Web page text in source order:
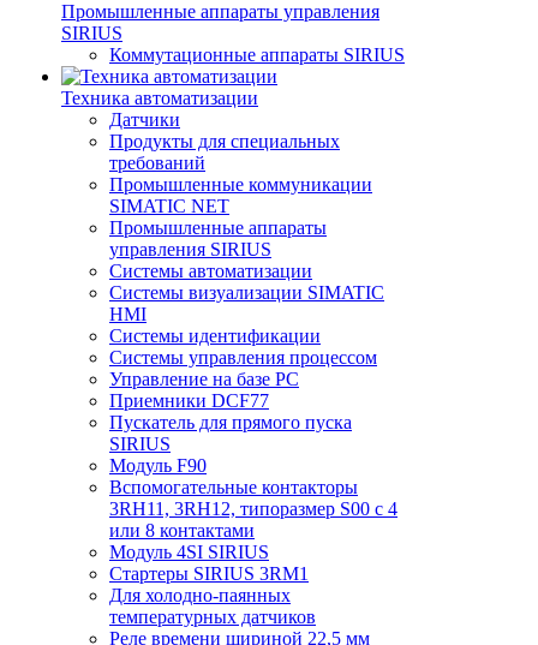
Промышленные аппараты управления
SIRIUS
Коммутационные аппараты SIRIUS
Техника автоматизации
Датчики
Продукты для специальных
требований
Промышленные коммуникации
SIMATIC NET
Промышленные аппараты
управления SIRIUS
Системы автоматизации
Системы визуализации SIMATIC
HMI
Системы идентификации
Системы управления процессом
Управление на базе РС
Приемники DCF77
Пускатель для прямого пуска
SIRIUS
Модуль F90
Вспомогательные контакторы
3RH11, 3RH12, типоразмер S00 с 4
или 8 контактами
Модуль 4SI SIRIUS
Стартеры SIRIUS 3RM1
Для холодно-паянных
температурных датчиков
Реле времени шириной 22,5 мм